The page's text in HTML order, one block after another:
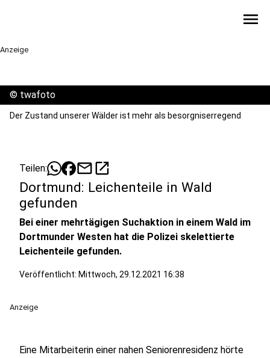
menu
Anzeige
© twafoto
Der Zustand unserer Wälder ist mehr als besorgniserregend
Teilen: mailopen_in_new
Dortmund: Leichenteile in Wald
gefunden
Bei einer mehrtägigen Suchaktion in einem Wald im
Dortmunder Westen hat die Polizei skelettierte
Leichenteile gefunden.
Veröffentlicht: Mittwoch, 29.12.2021 16:38
Anzeige
Eine Mitarbeiterin einer nahen Seniorenresidenz hörte